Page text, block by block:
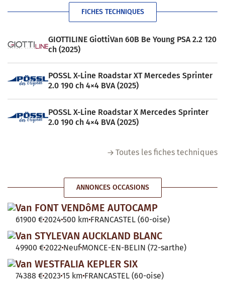
FICHES TECHNIQUES
GIOTTILINE GiottiVan 60B Be Young PSA 2.2 120
ch (2025)
POSSL X-Line Roadstar XT Mercedes Sprinter
2.0 190 ch 4×4 BVA (2025)
POSSL X-Line Roadstar X Mercedes Sprinter
2.0 190 ch 4×4 BVA (2025)
Toutes les fiches techniques
ANNONCES OCCASIONS
Van FONT VENDôME AUTOCAMP
61900 €2024 500 km FRANCASTEL (60-oise)
Van STYLEVAN AUCKLAND BLANC
49900 €2022 Neuf MONCE-EN-BELIN (72-sarthe)
Van WESTFALIA KEPLER SIX
74388 €2023 15 km FRANCASTEL (60-oise)